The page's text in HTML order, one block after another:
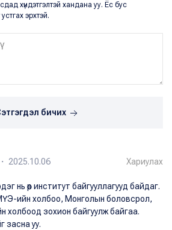
хүндэтгэлтэй хандана уу. Ёс бус
эрхтэй.
бичих
2025.10.06 Хариулах
нь өөр институт байгууллагууд байдаг.
ийн холбоо, Монголын боловсрол,
холбоод зохион байгуулж байгаа.
засна уу.